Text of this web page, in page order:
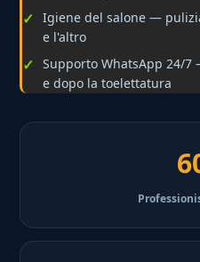
Igiene del salone —
e l'altro
Supporto WhatsApp 24/
e dopo la toelettatura